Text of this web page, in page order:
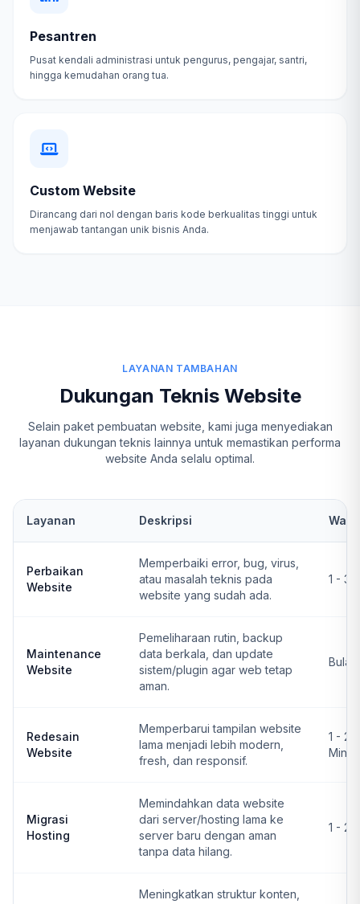
Pesantren
Pusat kendali administrasi untuk pengurus, pengajar, santri,
hingga kemudahan orang tua.
Custom Website
Dirancang dari nol dengan baris kode berkualitas tinggi untuk
menjawab tantangan unik bisnis Anda.
LAYANAN TAMBAHAN
Dukungan Teknis Website
Selain paket pembuatan website, kami juga menyediakan
layanan dukungan teknis lainnya untuk memastikan performa
website Anda selalu optimal.
Layanan Deskripsi
Perbaikan
Website
Memperbaiki error, bug, virus,
atau masalah teknis pada
website yang sudah ada.
1 - 3
Maintenance
Website
Pemeliharaan rutin, backup
data berkala, dan update
sistem/plugin agar web tetap
aman.
Redesain
Website
Memperbarui tampilan website
lama menjadi lebih modern,
fresh, dan responsif.
1 - 2
Migrasi
Hosting
Memindahkan data website
dari server/hosting lama ke
server baru dengan aman
tanpa data hilang.
1 - 2
Meningkatkan struktur konten,